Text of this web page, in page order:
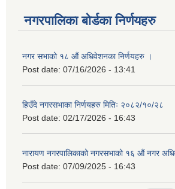
नगरपालिका बोर्डका निर्णयहरु
नगर सभाको १८ औं अधिवेशनका निर्णयहरु ।
Post date: 07/16/2026 - 13:41
हिउँदे नगरसभाका निर्णयहरु मितिः २०८२/१०/२८
Post date: 02/17/2026 - 16:43
नारायण नगरपालिकाको नगरसभाको १६ औं नगर
Post date: 07/09/2025 - 16:43